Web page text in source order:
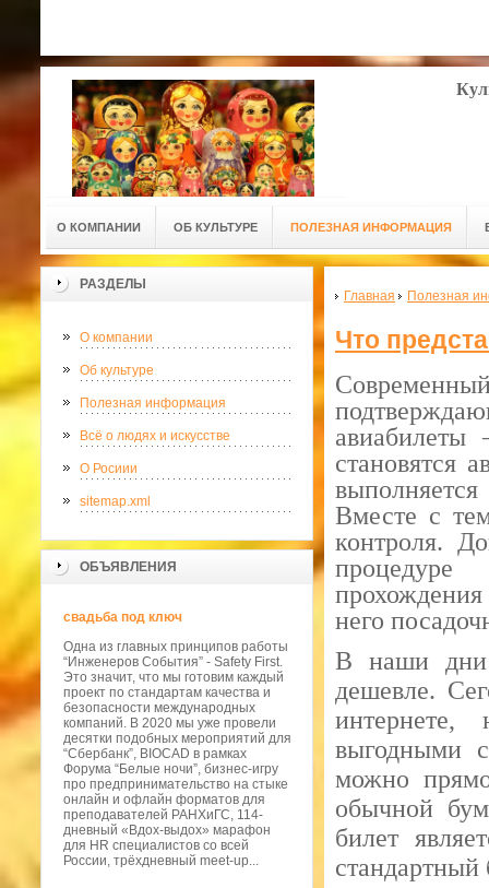
О КОМПАНИИ ОБ КУЛЬТУРЕ ПОЛЕЗНАЯ ИНФОРМАЦИЯ
РАЗДЕЛЫ
О компании
Об культуре
Полезная информация
Всё о людях и искусстве
О Росиии
sitemap.xml
ОБЪЯВЛЕНИЯ
свадьба под ключ
Одна из главных принципов работы
“Инженеров События” - Safety First.
Это значит, что мы готовим каждый
проект по стандартам качества и
безопасности международных
компаний. В 2020 мы уже провели
десятки подобных мероприятий для
“Сбербанк”, BIOCAD в рамках
Форума “Белые ночи”, бизнес-игру
про предпринимательство на стыке
онлайн и офлайн форматов для
преподавателей РАНХиГС, 114-
дневный «Вдох-выдох» марафон
для HR специалистов со всей
России, трёхдневный meet-up...
Главная Полезная
Что
авиабилеты
становятся
Вместе с
контроля.
него
В наши дни
дешевле.
выгодными
можно
обычной
билет